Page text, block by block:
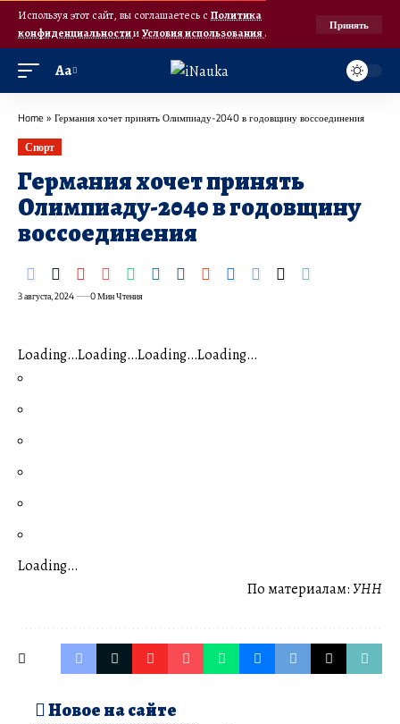
Используя этот сайт, вы соглашаетесь с Политика
конфиденциальностииУсловия использования.
Принять
Аа
Home » Германия хочет принять Олимпиаду-2040 в годовщину воссоединения
Спорт
Германия хочет принять
Олимпиаду-2040 в годовщину
воссоединения
3 августа, 2024 0 Мин Чтения
Loading…Loading…Loading…Loading…
Loading…
По материалам: УНН
Новое на сайте